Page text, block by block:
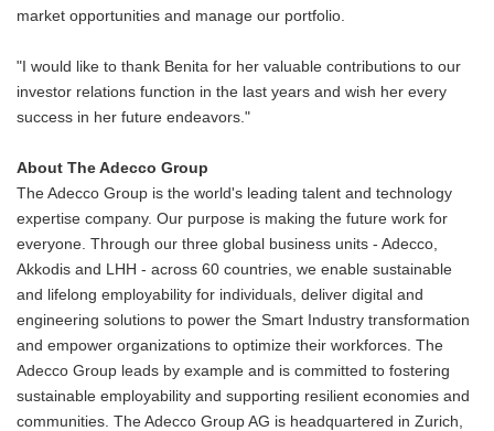
market opportunities and manage our portfolio.
"I would like to thank Benita for her valuable contributions to our
investor relations function in the last years and wish her every
success in her future endeavors."
About The Adecco Group
The Adecco Group is the world's leading talent and technology
expertise company. Our purpose is making the future work for
everyone. Through our three global business units - Adecco,
Akkodis and LHH - across 60 countries, we enable sustainable
and lifelong employability for individuals, deliver digital and
engineering solutions to power the Smart Industry transformation
and empower organizations to optimize their workforces. The
Adecco Group leads by example and is committed to fostering
sustainable employability and supporting resilient economies and
communities. The Adecco Group AG is headquartered in Zurich,